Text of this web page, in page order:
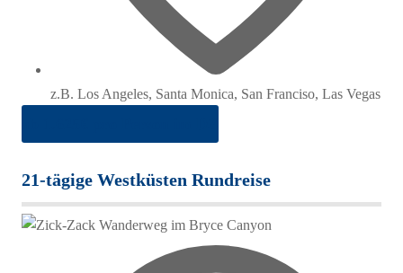
z.B. Los Angeles, Santa Monica, San Franciso, Las Vegas
21-tägige Westküsten Rundreise